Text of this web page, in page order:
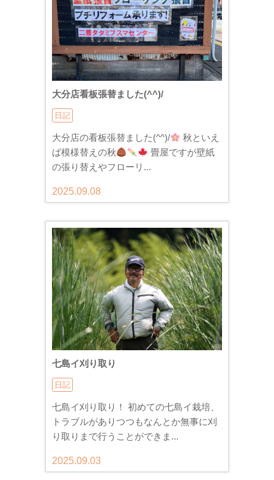
大分店看板張替ました(^^)/
日記
大分店の看板張替ました(^^)/
秋といえ
ば模様替えの秋
畳屋ですが壁紙
の張り替えやフローリ...
2025.09.08
七島イ刈り取り
日記
七島イ刈り取り！ 初めての七島イ栽培、
トラブルがありつつもなんとか無事に刈
り取りまで行うことができま...
2025.09.03